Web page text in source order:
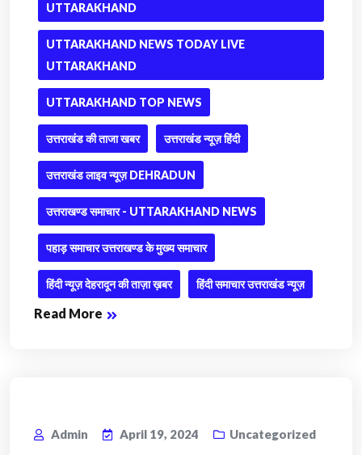
UTTARAKHAND
UTTARAKHAND NEWS TODAY LIVE
UTTARAKHAND
UTTARAKHAND TOP NEWS
उत्तराखंड की ताजा खबर उत्तराखंड न्यूज़ हिंदी
उत्तराखंड लाइव न्यूज़ DEHRADUN
उत्तराखण्ड समाचार - UTTARAKHAND NEWS
पहाड़ समाचार उत्तराखण्ड के मुख्य समाचार
हिंदी न्यूज़ देहरादून की ताज़ा ख़बर हिंदी समाचार उत्तराखंड न्यूज़
Read More
Admin April 19, 2024 Uncategorized